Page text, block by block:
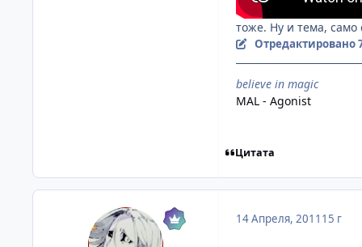
тоже. Ну и тема, само
Отредактировано
believe in magic
MAL - Agonist
Цитата
14 Апреля, 2011 15 г